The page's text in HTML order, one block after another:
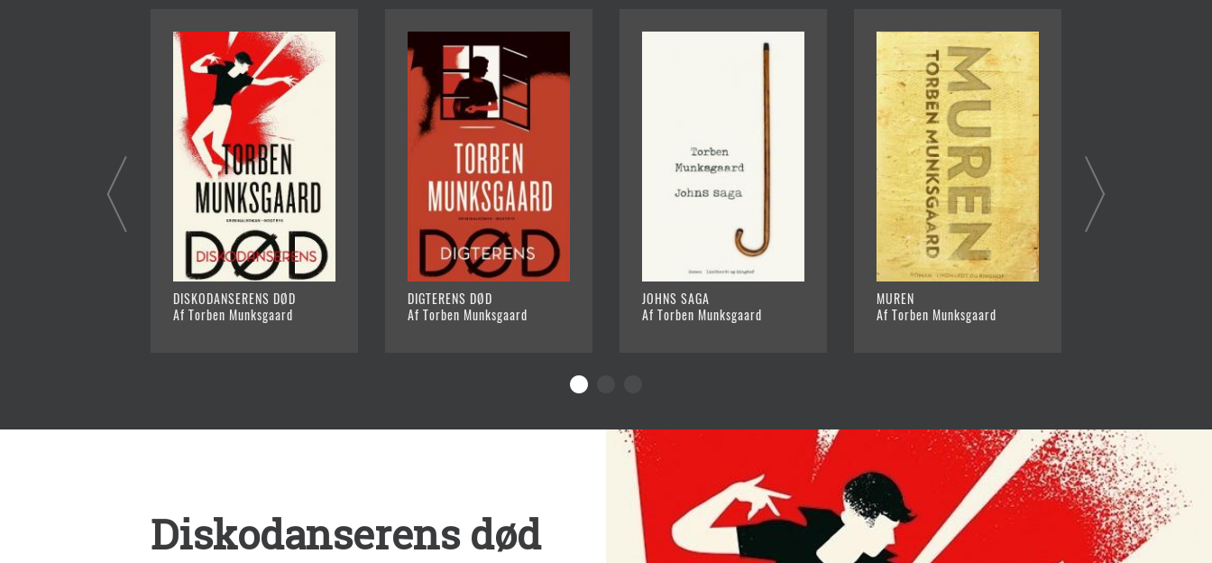
DISKODANSERENS DØD
Af Torben Munksgaard
DIGTERENS DØD
Af Torben Munksgaard
JOHNS SAGA
Af Torben Munksgaard
MUREN
Af Torben Munksgaard
Diskodanserens død